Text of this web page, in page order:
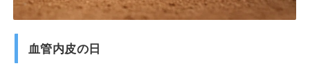
血管内皮の日